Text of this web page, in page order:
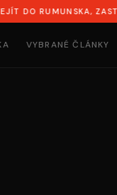
ZASTAVILA
VYBRANÉ ČLÁNKY